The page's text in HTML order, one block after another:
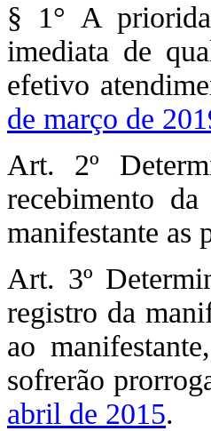
§ 1° A
imediata de
efetivo
de março de
Art. 2º
recebimento
manifestante as
Art. 3º
registro da
ao
sofrerão
abril de 2015.